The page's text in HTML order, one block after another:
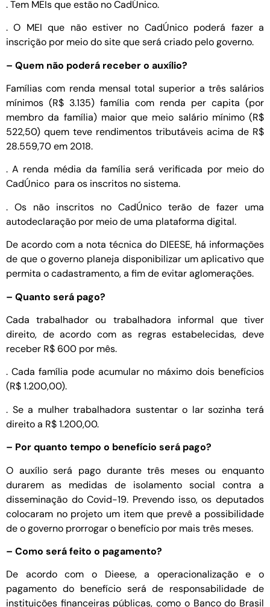
. Tem MEIs que estão no CadÚnico.
. O MEI que não estiver no CadÚnico poderá fazer a
inscrição por meio do site que será criado pelo governo.
– Quem não poderá receber o auxílio?
Famílias com renda mensal total superior a três salários
mínimos (R$ 3.135) família com renda per capita (por
membro da família) maior que meio salário mínimo (R$
522,50) quem teve rendimentos tributáveis acima de R$
28.559,70 em 2018.
. A renda média da família será verificada por meio do
CadÚnico para os inscritos no sistema.
. Os não inscritos no CadÚnico terão de fazer uma
autodeclaração por meio de uma plataforma digital.
De acordo com a nota técnica do DIEESE, há informações
de que o governo planeja disponibilizar um aplicativo que
permita o cadastramento, a fim de evitar aglomerações.
– Quanto será pago?
Cada trabalhador ou trabalhadora informal que tiver
direito, de acordo com as regras estabelecidas, deve
receber R$ 600 por mês.
. Cada família pode acumular no máximo dois benefícios
(R$ 1.200,00).
. Se a mulher trabalhadora sustentar o lar sozinha terá
direito a R$ 1.200,00.
– Por quanto tempo o benefício será pago?
O auxílio será pago durante três meses ou enquanto
durarem as medidas de isolamento social contra a
disseminação do Covid-19. Prevendo isso, os deputados
colocaram no projeto um item que prevê a possibilidade
de o governo prorrogar o benefício por mais três meses.
– Como será feito o pagamento?
De acordo com o Dieese, a operacionalização e o
pagamento do benefício será de responsabilidade de
instituições financeiras públicas, como o Banco do Brasil